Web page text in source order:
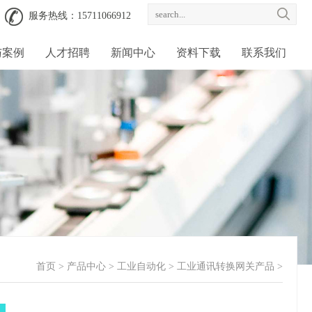
服务热线：15711066912
例 人才招聘 新闻中心 资料下载 联系我们
首页 > 产品中心 > 工业自动化 > 工业通讯转换网关产品 >